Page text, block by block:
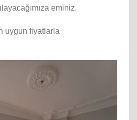
eminiz.
uygun fiyatlarla